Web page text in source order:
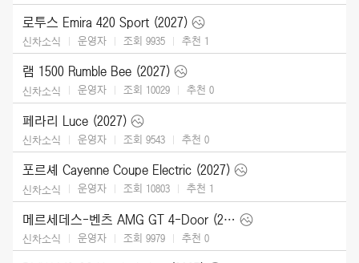
로투스 Emira 420 Sport (2027)
신차소식 운영자 조회 9935 추천 1
램 1500 Rumble Bee (2027)
신차소식 운영자 조회 10029 추천 0
페라리 Luce (2027)
신차소식 운영자 조회 9543 추천 0
포르셰 Cayenne Coupe Electric (2027)
신차소식 운영자 조회 10803 추천 1
메르세데스-벤츠 AMG GT 4-Door (2027)
신차소식 운영자 조회 9979 추천 0